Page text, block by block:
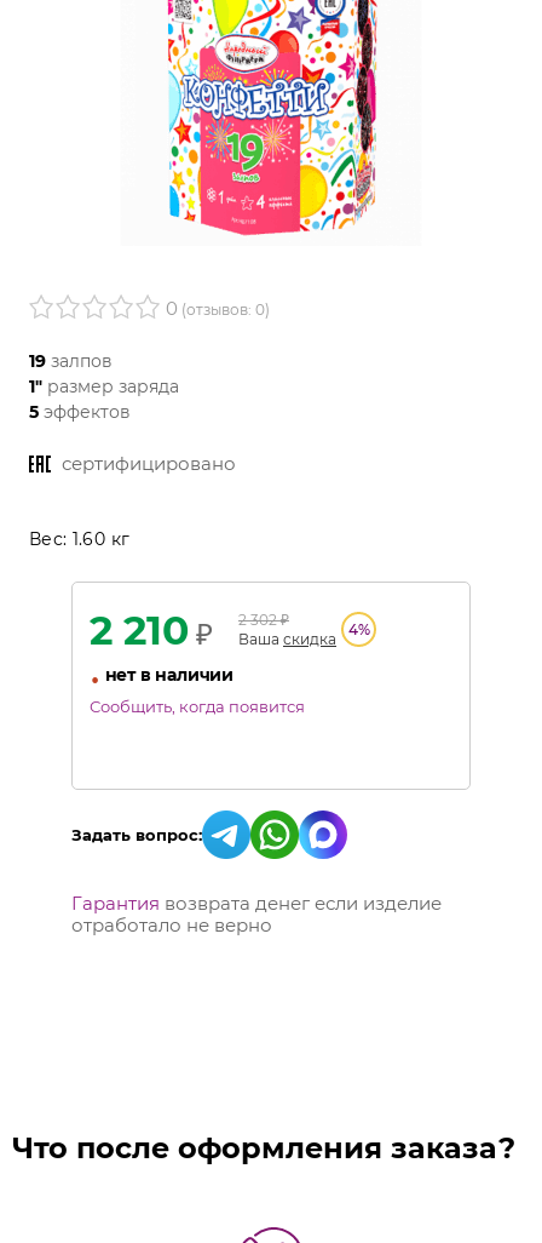
0 (отзывов: 0)
19 залпов
1" размер заряда
5 эффектов
сертифицировано
Вес: 1.60 кг
2 210 ₽ 2 302₽
Ваша скидка
4%
• нет в наличии
Сообщить, когда появится
Задать вопрос:
Гарантия возврата денег если изделие
отработало не верно
Что после оформления заказа?